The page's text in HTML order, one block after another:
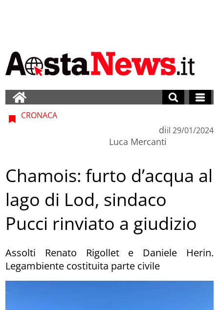
CRONACA
di
Luca Mercanti
il 29/01/2024
Chamois: furto d’acqua al
lago di Lod, sindaco
Pucci rinviato a giudizio
Assolti Renato Rigollet e Daniele Herin.
Legambiente costituita parte civile